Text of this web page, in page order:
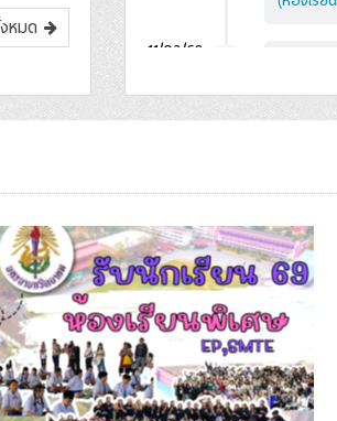
หมด
11/02/68
(ห้องเรี
การสอบคัดเลือก (ห้องเรียนพิเศษ) ปีการศึกษา
2569